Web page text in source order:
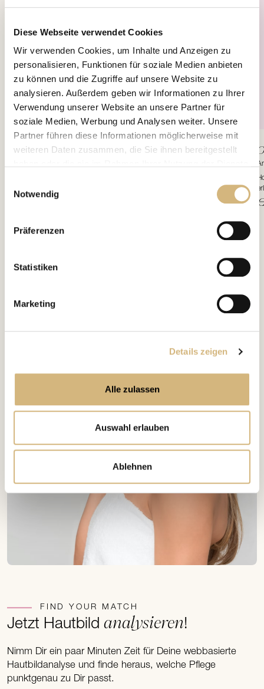
Diese Webseite verwendet Cookies
Wir verwenden Cookies, um Inhalte und Anzeigen zu
personalisieren, Funktionen für soziale Medien anbieten
zu können und die Zugriffe auf unsere Website zu
analysieren. Außerdem geben wir Informationen zu Ihrer
Verwendung unserer Website an unsere Partner für
soziale Medien, Werbung und Analysen weiter. Unsere
Partner führen diese Informationen möglicherweise mit
weiteren Daten zusammen, die Sie ihnen bereitgestellt
und im
mehr darüber, wer wir sind, wie Sie uns
kontaktieren können und wie wir personenbezogene
Notwendig
Präferenzen
Statistiken
Marketing
Details zeigen
Alle zulassen
Auswahl erlauben
Ablehnen
High Potency Cell NutritiousDay Concentrate
wertvollen Lipiden und hochaktiven Anti-Aging-Komponenten über die Haut. Das
Hautbild wirkt sofort glatter und jugendlich gefestigt. Verwöhne Dich und Deine
FIND YOUR MATCH
Jetzt Hautbildanalysieren!
Nimm Dir ein paar Minuten Zeit für Deine webbasierte
Hautbildanalyse und finde heraus, welche Pflege
punktgenau zu Dir passt.